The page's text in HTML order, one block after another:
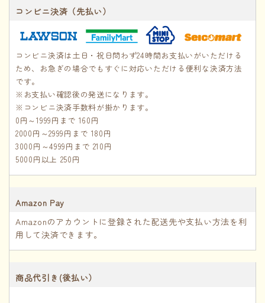
コンビニ決済（先払い）
コンビニ決済は土日・祝日問わず24時間お支払いがいただける
ため、お急ぎの場合でもすぐに対応いただける便利な決済方法
です。
※お支払い確認後の発送になります。
※コンビニ決済手数料が掛かります。
0円～1999円まで 160円
2000円～2999円まで 180円
3000円～4999円まで 210円
5000円以上 250円
Amazon Pay
Amazonのアカウントに登録された配送先や支払い方法を利
用して決済できます。
商品代引き(後払い）